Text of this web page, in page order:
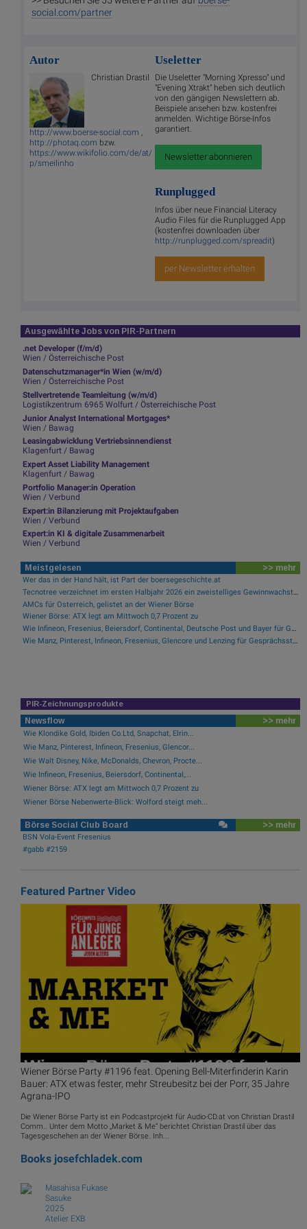
social.com/partner
Autor
Christian Drastil
http://www.boerse-social.com
http://photaq.com bzw.
https://www.wikifolio.com/de/at/
p/smeilinho
Useletter
Die Useletter "Morning Xpresso" und
"Evening Xtrakt" heben sich deutlich
von den gängigen Newslettern ab.
Beispiele ansehen bzw. kostenfrei
anmelden. Wichtige Börse-Infos
garantiert.
Newsletter abonnieren
Runplugged
Infos über neue Financial Literacy
Audio Files für die Runplugged App
(kostenfrei downloaden über
http://runplugged.com/spreadit)
per Newsletter erhalten
Ausgewählte Jobs von PIR-Partnern
.net Developer (f/m/d)
Wien / Österreichische Post
Datenschutzmanager*in Wien (w/m/d)
Wien / Österreichische Post
Stellvertretende Teamleitung (w/m/d)
Logistikzentrum 6965 Wolfurt / Österreichische Post
Junior Analyst International Mortgages*
Wien / Bawag
Leasingabwicklung Vertriebsinnendienst
Klagenfurt / Bawag
Expert Asset Liability Management
Klagenfurt / Bawag
Portfolio Manager:in Operation
Wien / Verbund
Expert:in Bilanzierung mit Projektaufgaben
Wien / Verbund
Expert:in KI & digitale Zusammenarbeit
Wien / Verbund
Meistgelesen >> mehr
Wer das in der Hand hält, ist Part der boersegeschichte.at
Tecnotree verzeichnet im ersten Halbjahr 2026 ein zweistelliges Gewinnwachstum und eine beschleunigte Einführungsdynamik
AMCs für Österreich, gelistet an der Wiener Börse
Wiener Börse: ATX legt am Mittwoch 0,7 Prozent zu
Wie Infineon, Fresenius, Beiersdorf, Continental, Deutsche Post und Bayer für Gesprächsstoff im DAX sorgten
Wie Manz, Pinterest, Infineon, Fresenius, Glencore und Lenzing für Gesprächsstoff sorgten
PIR-Zeichnungsprodukte
Newsflow >> mehr
Wie Klondike Gold, Ibiden Co.Ltd, Snapchat, Elrin...
Wie Manz, Pinterest, Infineon, Fresenius, Glencor...
Wie Walt Disney, Nike, McDonalds, Chevron, Procte...
Wie Infineon, Fresenius, Beiersdorf, Continental,...
Wiener Börse: ATX legt am Mittwoch 0,7 Prozent zu
Wiener Börse Nebenwerte-Blick: Wolford steigt meh...
Börse Social Club Board >> mehr
BSN Vola-Event Fresenius
#gabb #2159
Featured Partner Video
Wiener Börse Party #1196 feat. Opening Bell-Miterfinderin Karin
Bauer: ATX etwas fester, mehr Streubesitz bei der Porr, 35 Jahre
Agrana-IPO
Die Wiener Börse Party ist ein Podcastprojekt für Audio-CD.at von Christian Drastil
Comm.. Unter dem Motto „Market & Me“ berichtet Christian Drastil über das
Tagesgeschehen an der Wiener Börse. Inh...
Books josefchladek.com
Masahisa Fukase
Sasuke
2025
Atelier EXB